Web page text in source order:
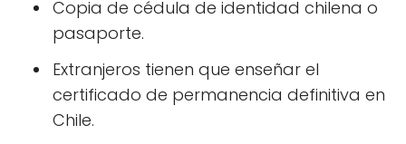
Copia de cédula de identidad chilena o
pasaporte.
Extranjeros tienen que enseñar el
certificado de permanencia definitiva en
Chile.